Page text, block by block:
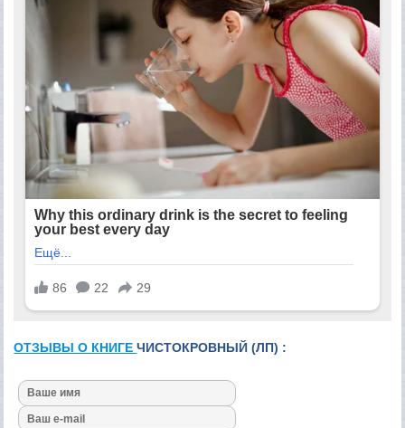
ОТЗЫВЫ О КНИГЕЧИСТОКРОВНЫЙ (ЛП) :